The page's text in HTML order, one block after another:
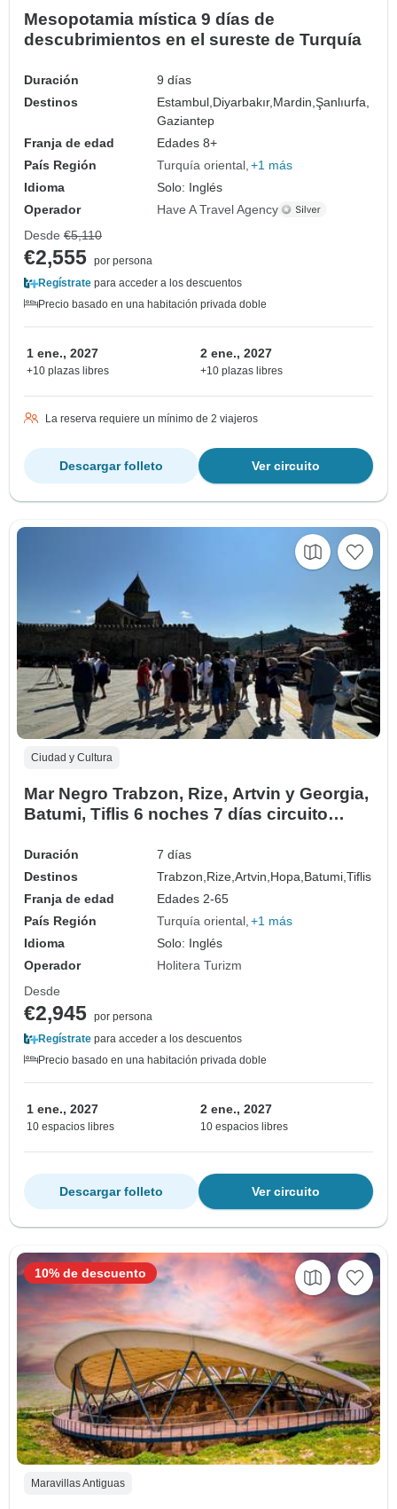
Mesopotamia mística 9 días de
descubrimientos en el sureste de Turquía
Duración
9 días
Destinos
Estambul, Diyarbakır, Mardin,Şanlıurfa,
Gaziantep
Franja de edad
Edades 8+
País Región
Turquía oriental +1 más
Idioma
Solo: Inglés
Operador
Have A Travel Agency
Desde €5,110
€2,555 por persona
Regístrate para acceder a los descuentos
Precio basado en una habitación privada doble
1 ene., 2027
+10 plazas libres
2 ene., 2027
+10 plazas libres
La reserva requiere un mínimo de 2 viajeros
Ver circuito
Descargar folleto
Ciudad y Cultura
Mar Negro Trabzon, Rize, Artvin y Georgia,
Batumi, Tiflis 6 noches 7 días circuito
Duración
7 días
Destinos
Trabzon, Rize,Artvin, Hopa, Batumi,Tiflis
Franja de edad
Edades 2-65
País Región
Turquía oriental +1 más
Idioma
Solo: Inglés
Operador
Holitera Turizm
Desde
€2,945 por persona
Regístrate para acceder a los descuentos
Precio basado en una habitación privada doble
1 ene., 2027
10 espacios libres
2 ene., 2027
10 espacios libres
Ver circuito
Descargar folleto
Maravillas Antiguas
10% de descuento